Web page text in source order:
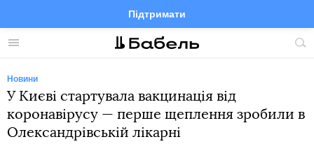
Меню
Підтримати
FacebookTelegramTwitter
Новини
У Києві стартувала вакцинація від
коронавірусу — перше щеплення зробили в
Олександрівській лікарні